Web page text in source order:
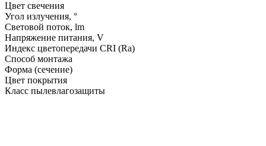
Цвет свечения
Угол излучения, °
Световой поток, lm
Напряжение питания, V
Индекс цветопередачи CRI (Ra)
Способ монтажа
Форма (сечение)
Цвет покрытия
Класс пылевлагозащиты